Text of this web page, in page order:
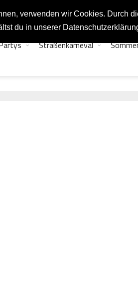
verwenden wir Cookies. Durch
du in unserer
Straßenkarneval